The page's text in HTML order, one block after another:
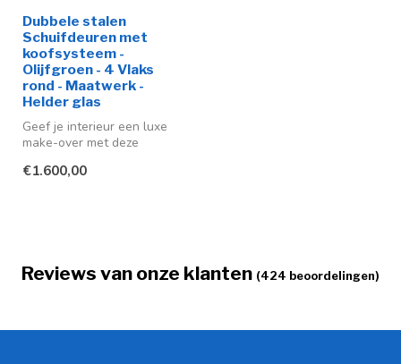
Dubbele stalen
Schuifdeuren met
koofsysteem -
Olijfgroen - 4 Vlaks
rond - Maatwerk -
Helder glas
Geef je interieur een luxe
make-over met deze
in ...
€1.600,00
Reviews van onze klanten (424 beoordelingen)